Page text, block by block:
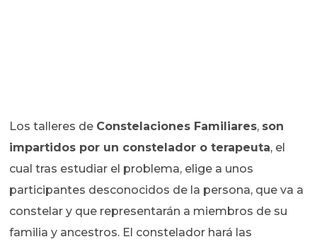
Los talleres de Constelaciones Familiares, son
impartidos por un constelador o terapeuta, el
cual tras estudiar el problema, elige a unos
participantes desconocidos de la persona, que va a
constelar y que representarán a miembros de su
familia y ancestros. El constelador hará las